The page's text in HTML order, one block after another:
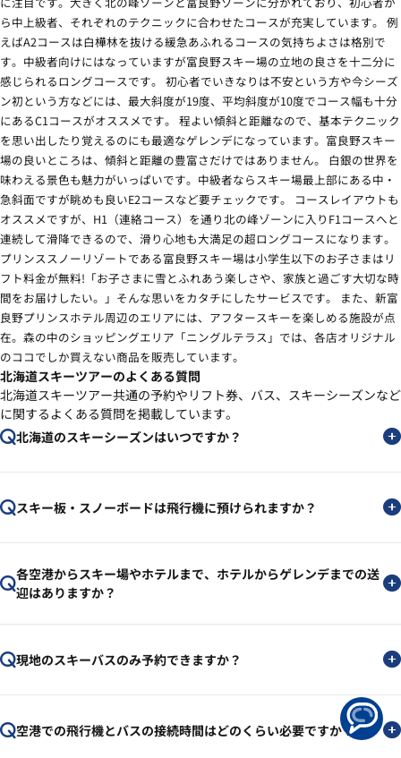
ら中上級者、それぞれのテクニックに合わせたコースが充実しています。 例
えばA2コースは白樺林を抜ける緩急あふれるコースの気持ちよさは格別で
す。中級者向けにはなっていますが富良野スキー場の立地の良さを十二分に
感じられるロングコースです。 初心者でいきなりは不安という方や今シーズ
ン初という方などには、最大斜度が19度、平均斜度が10度でコース幅も十分
にあるC1コースがオススメです。 程よい傾斜と距離なので、基本テクニック
を思い出したり覚えるのにも最適なゲレンデになっています。富良野スキー
場の良いところは、傾斜と距離の豊富さだけではありません。 白銀の世界を
味わえる景色も魅力がいっぱいです。中級者ならスキー場最上部にある中・
急斜面ですが眺めも良いE2コースなど要チェックです。 コースレイアウトも
オススメですが、H1（連絡コース）を通り北の峰ゾーンに入りF1コースへと
連続して滑降できるので、滑り心地も大満足の超ロングコースになります。
プリンススノーリゾートである富良野スキー場は小学生以下のお子さまはリ
フト料金が無料!「お子さまに雪とふれあう楽しさや、家族と過ごす大切な時
間をお届けしたい。」そんな思いをカタチにしたサービスです。 また、新富
良野プリンスホテル周辺のエリアには、アフタースキーを楽しめる施設が点
在。森の中のショッピングエリア「ニングルテラス」では、各店オリジナル
のココでしか買えない商品を販売しています。
北海道スキーツアーのよくある質問
北海道スキーツアー共通の予約やリフト券、バス、スキーシーズンなど
に関するよくある質問を掲載しています。
北海道のスキーシーズンはいつですか？
スキー板・スノーボードは飛行機に預けられますか？
各空港からスキー場やホテルまで、ホテルからゲレンデまでの送
迎はありますか？
現地のスキーバスのみ予約できますか？
空港での飛行機とバスの接続時間はどのくらい必要ですか？